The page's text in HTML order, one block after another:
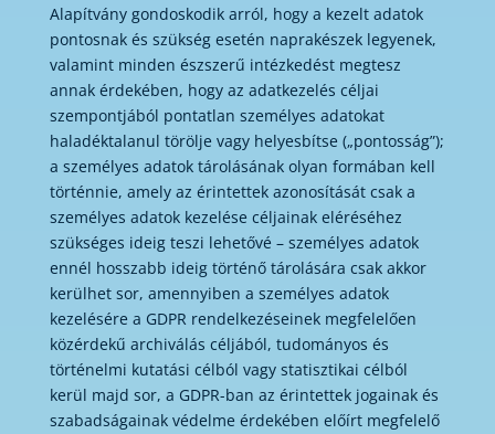
Alapítvány gondoskodik arról, hogy a kezelt adatok
pontosnak és szükség esetén naprakészek legyenek,
valamint minden észszerű intézkedést megtesz
annak érdekében, hogy az adatkezelés céljai
szempontjából pontatlan személyes adatokat
haladéktalanul törölje vagy helyesbítse („pontosság”);
a személyes adatok tárolásának olyan formában kell
történnie, amely az érintettek azonosítását csak a
személyes adatok kezelése céljainak eléréséhez
szükséges ideig teszi lehetővé – személyes adatok
ennél hosszabb ideig történő tárolására csak akkor
kerülhet sor, amennyiben a személyes adatok
kezelésére a GDPR rendelkezéseinek megfelelően
közérdekű archiválás céljából, tudományos és
történelmi kutatási célból vagy statisztikai célból
kerül majd sor, a GDPR-ban az érintettek jogainak és
szabadságainak védelme érdekében előírt megfelelő